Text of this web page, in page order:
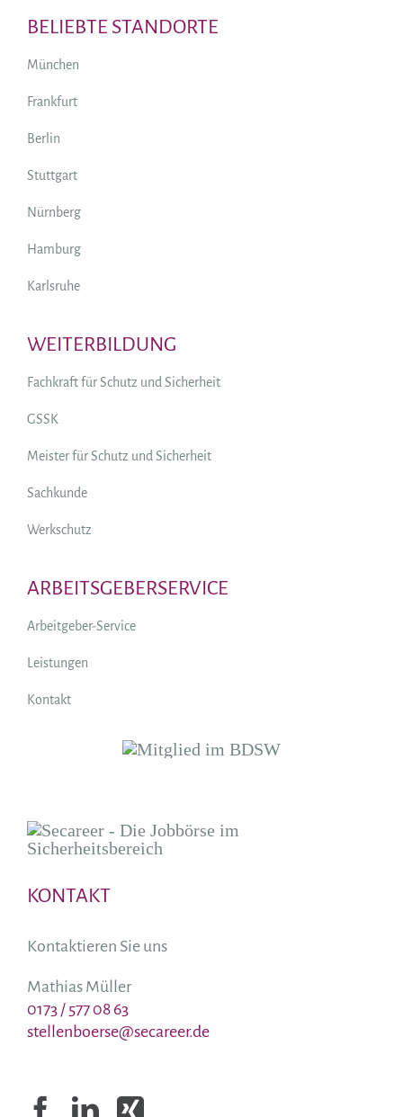
BELIEBTE STANDORTE
München
Frankfurt
Berlin
Stuttgart
Nürnberg
Hamburg
Karlsruhe
WEITERBILDUNG
Fachkraft für Schutz und Sicherheit
GSSK
Meister für Schutz und Sicherheit
Sachkunde
Werkschutz
ARBEITSGEBERSERVICE
Arbeitgeber-Service
Leistungen
Kontakt
KONTAKT
Kontaktieren Sie uns
Mathias Müller
0173 / 577 08 63
stellenboerse@secareer.de